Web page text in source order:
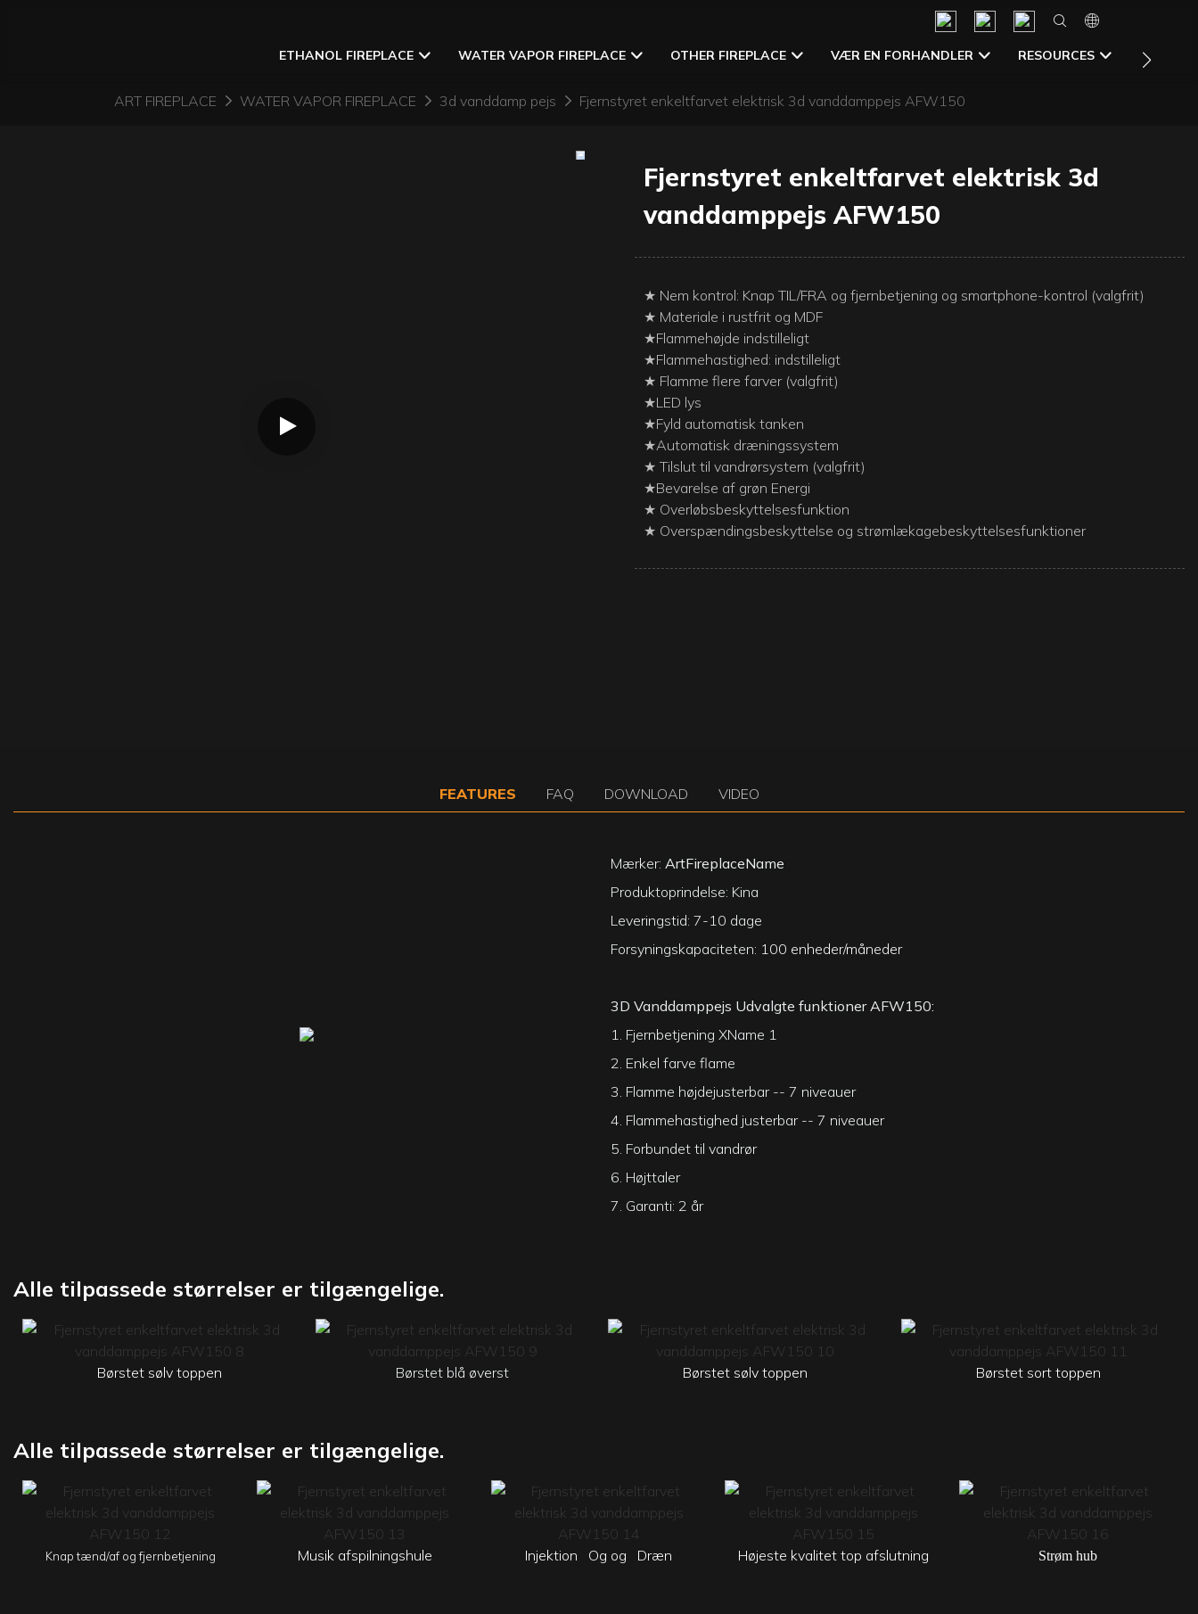
ETHANOL FIREPLACE WATER VAPOR FIREPLACE OTHER FIREPLACE VÆR EN FORHANDLER RESOURCES
ART FIREPLACE WATER VAPOR FIREPLACE 3d vanddamp pejs Fjernstyret enkeltfarvet elektrisk 3d vanddamppejs AFW150
Fjernstyret enkeltfarvet elektrisk 3d
vanddamppejs AFW150
★ Nem kontrol: Knap TIL/FRA og fjernbetjening og smartphone-kontrol (valgfrit)
★ Materiale i rustfrit og MDF
★Flammehøjde indstilleligt
★Flammehastighed: indstilleligt
★ Flamme flere farver (valgfrit)
★LED lys
★Fyld automatisk tanken
★Automatisk dræningssystem
★ Tilslut til vandrørsystem (valgfrit)
★Bevarelse af grøn Energi
★ Overløbsbeskyttelsesfunktion
★ Overspændingsbeskyttelse og strømlækagebeskyttelsesfunktioner
FEATURES FAQ DOWNLOAD VIDEO
Mærker: ArtFireplaceName
Produktoprindelse: Kina
Leveringstid: 7-10 dage
Forsyningskapaciteten: 100 enheder/måneder
3D Vanddamppejs Udvalgte funktioner AFW150:
1. Fjernbetjening XName 1
2. Enkel farve flame
3. Flamme højdejusterbar -- 7 niveauer
4. Flammehastighed justerbar -- 7 niveauer
5. Forbundet til vandrør
6. Højttaler
7. Garanti: 2 år
Alle tilpassede størrelser er tilgængelige.
Børstet sølv toppen Børstet blå øverst Børstet sølv toppen Børstet sort toppen
Alle tilpassede størrelser er tilgængelige.
Knap tænd/af og fjernbetjening Musik afspilningshule Injektion Og og Dræn Højeste kvalitet top afslutning Strøm hub